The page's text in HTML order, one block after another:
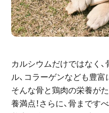
カルシウムだけではなく
ル、コラーゲンなども豊富
そんな骨と鶏肉の栄養が
養満点！さらに、骨まです